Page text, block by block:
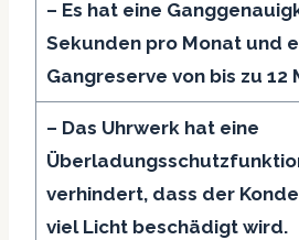
– Es hat eine
Sekunden pro Monat und
Gangreserve von bis zu 12
– Das Uhrwerk hat eine
verhindert, dass der
viel Licht beschädigt wird.